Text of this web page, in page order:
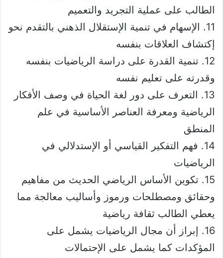
الطالب على عملية التجريد والتعميم
11. الإسهام في تنمية الإستقلال الذهني بالتقدم نحو
إكتشاف العلاقات بنفسه
12. تنمية القدرة على دراسة الرياضيات بنفسه
وقدرته على تعليم نفسه
13. التعرف على دور لغة الحياة في وصف الأفكار
الرياضية ومعرفة العناصر الأساسية في علم
المنطق
14. فهم التفكير القياسي أو الإستدلالي في
الرياضيات
15. تكوين الأساس الرياضي الحديث من مفاهيم
وحقائق ومصطلحات ورموز وأساليب معالجة مما
يعطي الطالب ثقافة رياضية
16. إبراز أن مجال الرياضيات يشمل على
المؤكدات كما يشمل على الإحتمالات